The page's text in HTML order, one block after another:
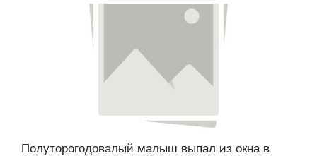
Полуторогодовалый малыш выпал из окна в